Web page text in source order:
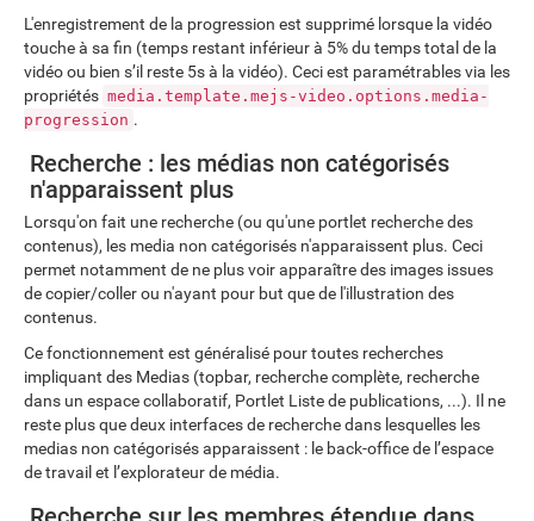
L'enregistrement de la progression est supprimé lorsque la vidéo
touche à sa fin (temps restant inférieur à 5% du temps total de la
vidéo ou bien s’il reste 5s à la vidéo). Ceci est paramétrables via les
propriétés media.template.mejs-video.options.media-
progression .
Recherche : les médias non catégorisés
n'apparaissent plus
Lorsqu'on fait une recherche (ou qu'une portlet recherche des
contenus), les media non catégorisés n'apparaissent plus. Ceci
permet notamment de ne plus voir apparaître des images issues
de copier/coller ou n'ayant pour but que de l'illustration des
contenus.
Ce fonctionnement est généralisé pour toutes recherches
impliquant des Medias (topbar, recherche complète, recherche
dans un espace collaboratif, Portlet Liste de publications, ...). Il ne
reste plus que deux interfaces de recherche dans lesquelles les
medias non catégorisés apparaissent : le back-office de l’espace
de travail et l’explorateur de média.